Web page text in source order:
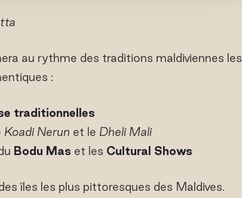
au rythme des traditions maldiviennes les
:
traditionnelles
Koadi Nerun et le Dheli Mali
Bodu Mas et les Cultural Shows
îles les plus pittoresques des Maldives.